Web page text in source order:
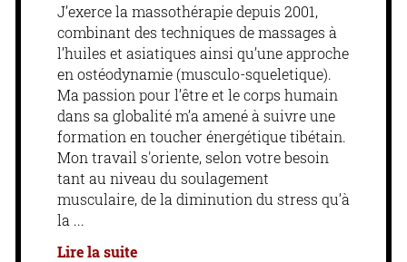
J’exerce la massothérapie depuis 2001,
combinant des techniques de massages à
l’huiles et asiatiques ainsi qu’une approche
en ostéodynamie (musculo-squeletique).
Ma passion pour l’être et le corps humain
dans sa globalité m’a amené à suivre une
formation en toucher énergétique tibétain.
Mon travail s'oriente, selon votre besoin
tant au niveau du soulagement
musculaire, de la diminution du stress qu’à
la
Lire la suite